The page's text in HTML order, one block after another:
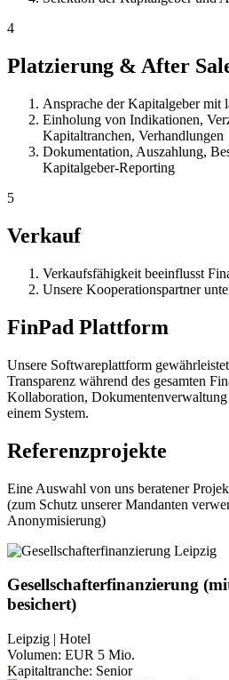
4
Platzierung & After
Ansprache der Kapitalgeber mit
Einholung von Indikationen,
Kapitaltranchen, Verhandlungen
Dokumentation, Auszahlung,
Kapitalgeber-Reporting
5
Verkauf
Verkaufsfähigkeit beeinflusst
Unsere Kooperationspartner
FinPad Plattform
Unsere Softwareplattform
Transparenz während des gesamten
Kollaboration,
einem System.
Referenzprojekte
Eine Auswahl von uns beratener
(zum Schutz unserer Mandanten
Anonymisierung)
Gesellschafterfinanzierung
besichert)
Leipzig | Hotel
Volumen: EUR 5 Mio.
Kapitaltranche: Senior